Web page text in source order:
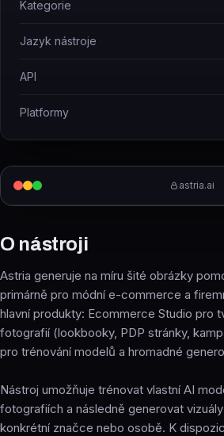
astria.ai
O nástroji
Astria generuje na míru šité obrázky
primárně pro módní e-commerce a
hlavní produkty: Ecommerce Studio pro
fotografií (lookbooky, PDP stránky,
pro trénování modelů a hromadné
Nástroj umožňuje trénovat vlastní AI
fotografiích a následně generovat
konkrétní značce nebo osobě. K
Kategorie
Jazyk nástroje
API
Platformy